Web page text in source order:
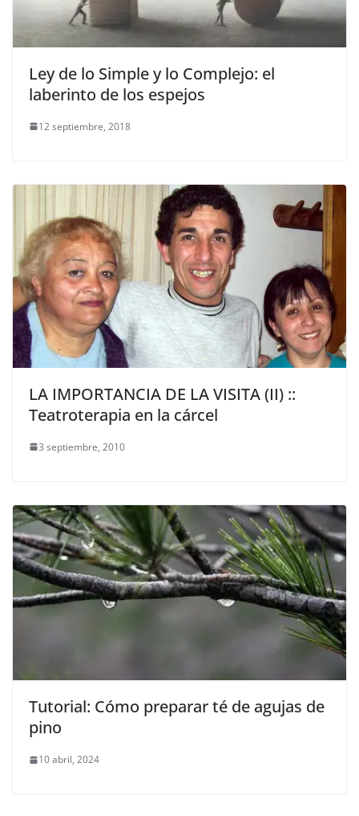
Ley de lo Simple y lo Complejo: el
laberinto de los espejos
12 septiembre, 2018
LA IMPORTANCIA DE LA VISITA (II) ::
Teatroterapia en la cárcel
3 septiembre, 2010
Tutorial: Cómo preparar té de agujas de
pino
10 abril, 2024